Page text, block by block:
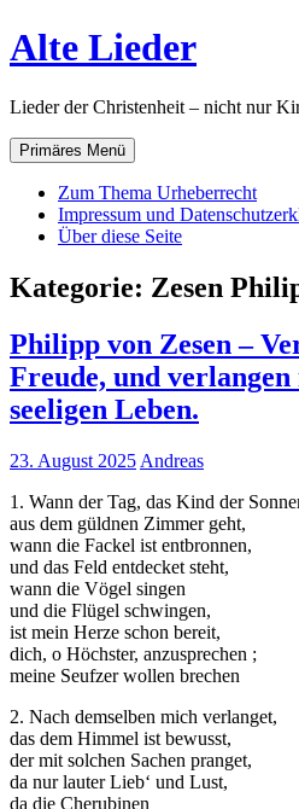
Zum
Inhalt
Alte Lieder
Lieder der Christenheit – nicht nur
Primäres Menü
Zum Thema Urheberrecht
Impressum und
Über diese Seite
Kategorie: Zesen
Philipp von Zesen –
Freude, und verlangen
seeligen Leben.
23. August 2025 Andreas
1. Wann der Tag, das Kind der
aus dem güldnen Zimmer geht,
wann die Fackel ist entbronnen,
und das Feld entdecket steht,
wann die Vögel singen
und die Flügel schwingen,
ist mein Herze schon bereit,
dich, o Höchster, anzusprechen ;
meine Seufzer wollen brechen
2. Nach demselben mich verlanget,
das dem Himmel ist bewusst,
der mit solchen Sachen pranget,
da nur lauter Lieb‘ und Lust,
da die Cherubinen
Diese
Cookies
sind nicht
optional.
Sie werden